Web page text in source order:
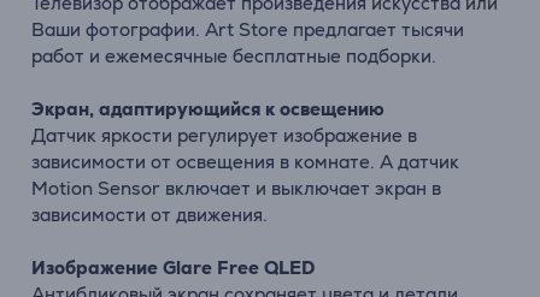
Ваши фотографии. Art Store предлагает тысячи
работ и ежемесячные бесплатные подборки.
Экран, адаптирующийся к освещению
Датчик яркости регулирует изображение в
зависимости от освещения в комнате. А датчик
Motion Sensor включает и выключает экран в
зависимости от движения.
Изображение Glare Free QLED